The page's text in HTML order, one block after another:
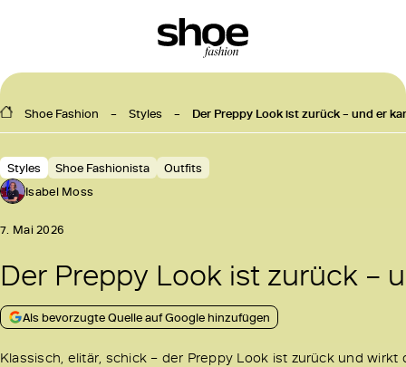
Shoe Fashion Styles Der Preppy Look ist zurück – und er
Styles Shoe Fashionista
Outfits
Isabel Moss
7. Mai 2026
Der Preppy Look ist zurück –
Als bevorzugte Quelle auf Google hinzufügen
Klassisch, elitär, schick – der Preppy Look ist zurück und